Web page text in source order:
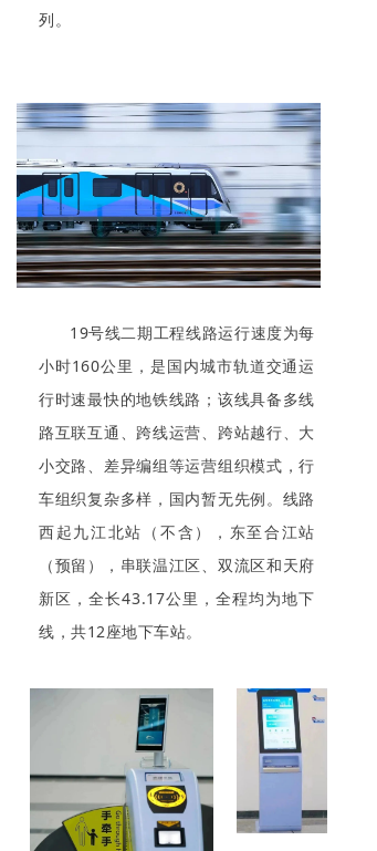
列。
19号线二期工程线路运行速度为每
小时160公里，是国内城市轨道交通运
行时速最快的地铁线路；该线具备多线
路互联互通、跨线运营、跨站越行、大
小交路、差异编组等运营组织模式，行
车组织复杂多样，国内暂无先例。线路
西起九江北站（不含），东至合江站
（预留），串联温江区、双流区和天府
新区，全长43.17公里，全程均为地下
线，共12座地下车站。